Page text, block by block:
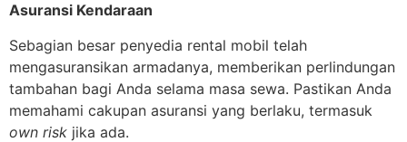
Asuransi Kendaraan
Sebagian besar penyedia rental mobil telah
mengasuransikan armadanya, memberikan perlindungan
tambahan bagi Anda selama masa sewa. Pastikan Anda
memahami cakupan asuransi yang berlaku, termasuk
own risk jika ada.